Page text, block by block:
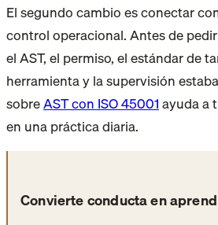
El segundo cambio es conectar
control operacional. Antes de
el AST, el permiso, el estándar de
herramienta y la supervisión
sobreAST con ISO 45001ayuda a
en una práctica diaria.
Convierte conducta en